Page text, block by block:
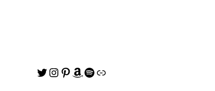
Twitter
Instagram
Pinterest
Amazon
Spotify
リンク